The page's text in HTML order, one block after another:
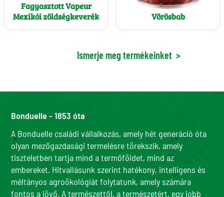
Fagyasztott Vapeur
Mexikói zöldségkeverék
Vörösbab
Ismerje meg termékeinket >
Bonduelle - 1853 óta
A Bonduelle családi vállalkozás, amely hét generáció óta
olyan mezőgazdasági termelésre törekszik, amely
tiszteletben tartja mind a termőföldet, mind az
embereket. Hitvallásunk szerint hatékony, intelligens és
méltányos agroökológiát folytatunk, amely számára
fontos a jövő. A természettől, a természetért, egy jobb